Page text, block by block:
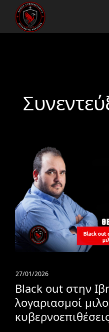
27/01/2026
Black out στην
λογαριασμοί